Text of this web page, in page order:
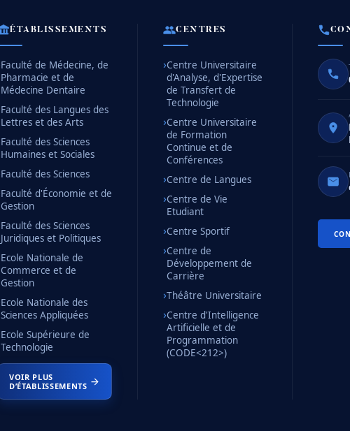
ÉTABLISSEMENTS
Faculté de Médecine, de
Pharmacie et de
Médecine Dentaire
Faculté des Langues des
Lettres et des Arts
Faculté des Sciences
Humaines et Sociales
Faculté des Sciences
Faculté d'Économie et de
Gestion
Faculté des Sciences
Juridiques et Politiques
Ecole Nationale de
Commerce et de
Gestion
Ecole Nationale des
Sciences Appliquées
Ecole Supérieure de
Technologie
VOIR PLUS
D’ÉTABLISSEMENTS
CENTRES
Centre Universitaire
d'Analyse, d'Expertise
de Transfert de
Technologie
Centre Universitaire
de Formation
Continue et de
Conférences
Centre de Langues
Centre de Vie
Etudiant
Centre Sportif
Centre de
Développement de
Carrière
Théâtre Universitaire
Centre d'Intelligence
Artificielle et de
Programmation
(CODE<212>)